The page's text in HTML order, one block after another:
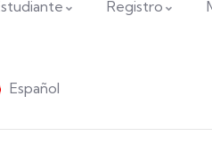
Registro
Español